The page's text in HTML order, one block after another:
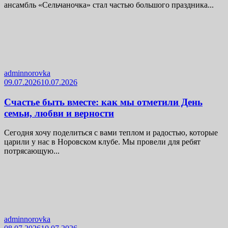
ансамбль «Сельчаночка» стал частью большого праздника...
adminnorovka
09.07.202610.07.2026
Счастье быть вместе: как мы отметили День
семьи, любви и верности
Сегодня хочу поделиться с вами теплом и радостью, которые
царили у нас в Норовском клубе. Мы провели для ребят
потрясающую...
adminnorovka